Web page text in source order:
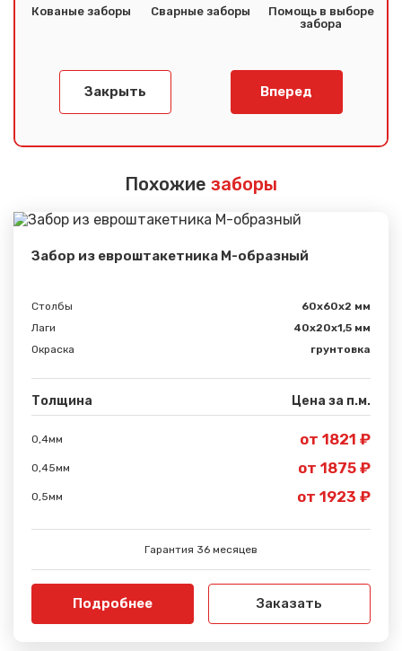
Кованые заборы Сварные заборы
Помощь в выборе
забора
Закрыть Вперед
Похожие заборы
Забор из евроштакетника М-образный
Столбы
60х60х2 мм
Лаги
40х20х1,5 мм
Окраска
грунтовка
Толщина Цена за п.м.
0,4мм от 1821 ₽
0,45мм от 1875 ₽
0,5мм от 1923 ₽
Гарантия 36 месяцев
Подробнее Заказать